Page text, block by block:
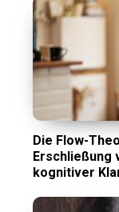
Die Flow-
Erschließung
kognitiver